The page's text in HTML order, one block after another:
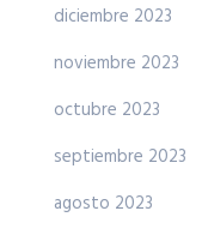
diciembre 2023
noviembre 2023
octubre 2023
septiembre 2023
agosto 2023